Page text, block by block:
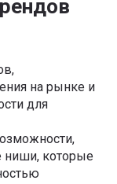
на рынке и
для
ниши, которые